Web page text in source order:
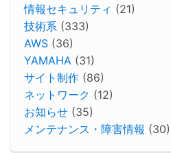
情報セキュリティ (21)
技術系 (333)
AWS (36)
YAMAHA (31)
サイト制作 (86)
ネットワーク (12)
お知らせ (35)
メンテナンス・障害情報 (30)